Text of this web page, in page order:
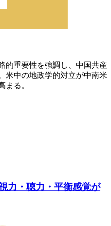
的重要性を強調し、中国共産
米中の地政学的対立が中南米
まる。
力・聴力・平衡感覚が